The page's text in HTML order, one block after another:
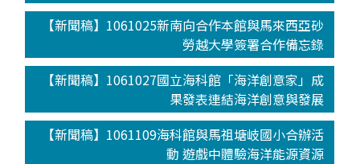
【新聞稿】1061025新南向合作本館與馬來西亞砂
勞越大學簽署合作備忘錄
【新聞稿】1061027國立海科館「海洋創意家」成
果發表連結海洋創意與發展
【新聞稿】1061109海科館與馬祖塘岐國小合辦活
動 遊戲中體驗海洋能源資源